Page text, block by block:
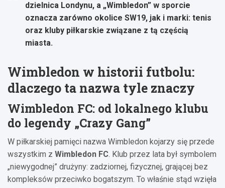
dzielnica Londynu, a „Wimbledon” w sporcie
oznacza zarówno okolice SW19, jak i marki: tenis
oraz kluby piłkarskie związane z tą częścią
miasta.
Wimbledon w historii futbolu:
dlaczego ta nazwa tyle znaczy
Wimbledon FC: od lokalnego klubu
do legendy „Crazy Gang”
W piłkarskiej pamięci nazwa Wimbledon kojarzy się przede
wszystkim z Wimbledon FC. Klub przez lata był symbolem
„niewygodnej” drużyny: zadziornej, fizycznej, grającej bez
kompleksów przeciwko bogatszym. To właśnie stąd wzięła